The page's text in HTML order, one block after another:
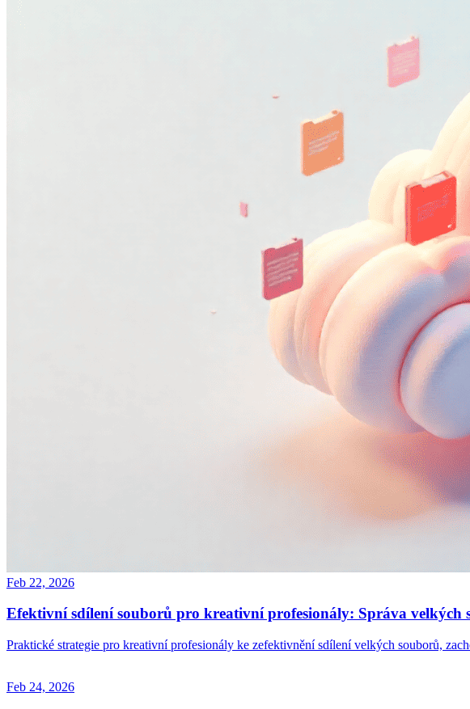
Feb 22, 2026
Efektivní sdílení souborů pro kreativní profesionály: Správa velkých
Praktické strategie pro kreativní profesionály ke zefektivnění sdílení velkých souborů,
Feb 24, 2026